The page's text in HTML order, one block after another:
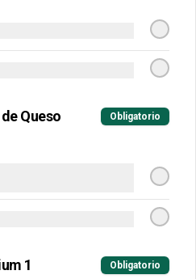
Premium
Queso Obligatorio
1 Obligatorio